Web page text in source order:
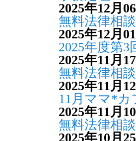
2025年12月
無料法律相談
2025年12月
2025年度第
2025年11月
無料法律相談
2025年11月
11月ママ*
2025年11月
無料法律相談
2025年10月